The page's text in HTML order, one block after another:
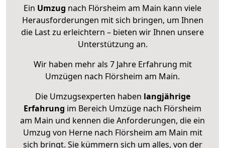
Ein Umzug nach Flörsheim am Main kann viele
Herausforderungen mit sich bringen, um Ihnen
die Last zu erleichtern – bieten wir Ihnen unsere
Unterstützung an.
Wir haben mehr als 7 Jahre Erfahrung mit
Umzügen nach Flörsheim am Main.
Die Umzugsexperten haben langjährige
Erfahrung im Bereich Umzüge nach Flörsheim
am Main und kennen die Anforderungen, die ein
Umzug von Herne nach Flörsheim am Main mit
sich bringt. Sie kümmern sich um alles, von der